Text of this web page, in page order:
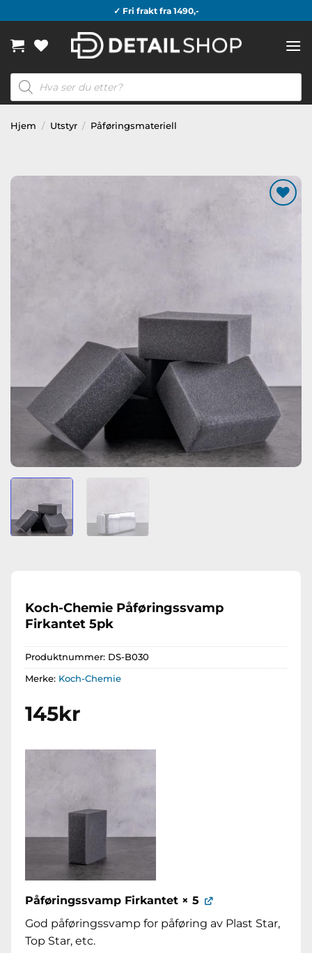
to
content
✓ Fri frakt fra 1490,-
Products
search
Hjem / Utstyr / Påføringsmateriell
Koch-Chemie Påføringssvamp
Firkantet 5pk
Produktnummer: DS-B030
Merke: Koch-Chemie
145kr
Påføringssvamp Firkantet× 5
God påføringssvamp for påføring av Plast Star,
Top Star, etc.